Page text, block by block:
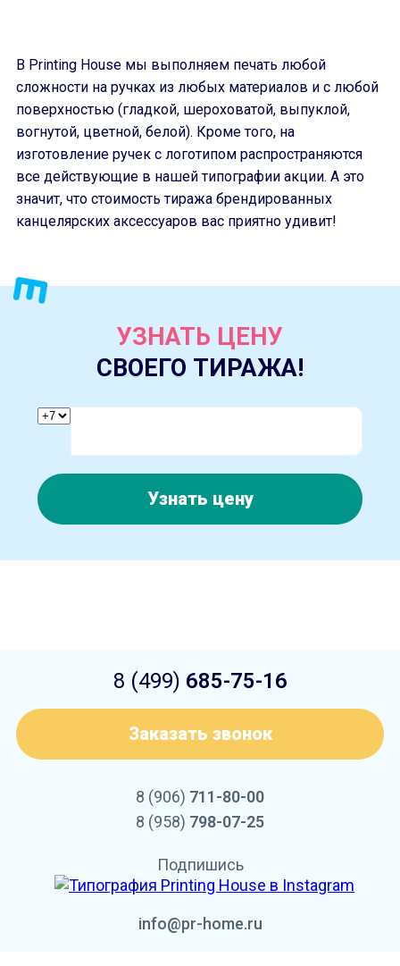
В Printing House мы выполняем печать любой
сложности на ручках из любых материалов и с любой
поверхностью (гладкой, шероховатой, выпуклой,
вогнутой, цветной, белой). Кроме того, на
изготовление ручек с логотипом распространяются
все действующие в нашей типографии акции. А это
значит, что стоимость тиража брендированных
канцелярских аксессуаров вас приятно удивит!
УЗНАТЬ ЦЕНУ
СВОЕГО ТИРАЖА!
Узнать цену
8 (499) 685-75-16
Заказать звонок
8 (906) 711-80-00
8 (958) 798-07-25
Подпишись
info@pr-home.ru